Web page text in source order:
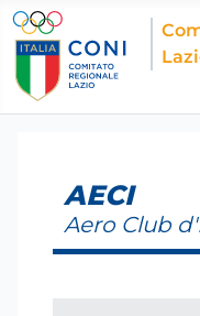
AECI
Aero Club